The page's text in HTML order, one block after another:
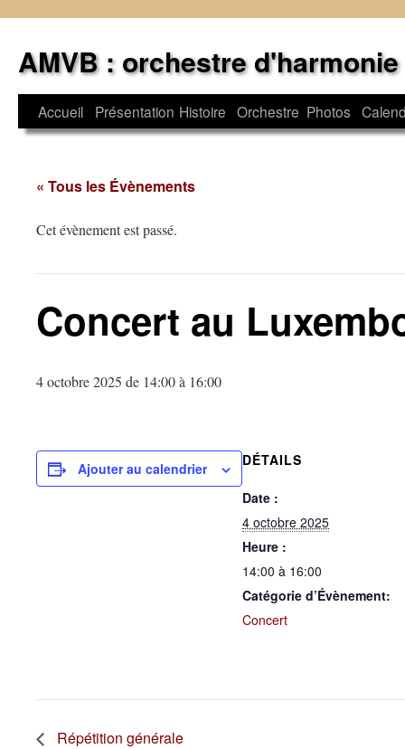
contenu
AMVB : orchestre d'harmonie
Accueil Présentation Histoire Orchestre Photos
« Tous les Évènements
Cet évènement est passé.
Concert au
4 octobre 2025 de 14:00à 16:00
Ajouter au calendrier DÉTAILS
Date :
4 octobre 2025
Heure :
14:00 à 16:00
Catégorie d’Évènement:
Concert
Répétition générale